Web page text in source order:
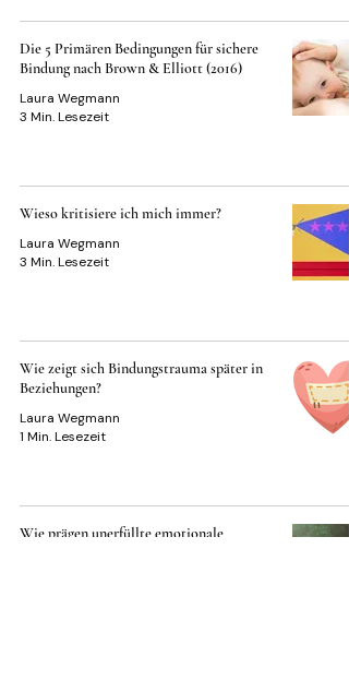
Die 5 Primären Bedingungen für sichere
Bindung nach Brown & Elliott (2016)
Laura Wegmann
3 Min. Lesezeit
Wieso kritisiere ich mich immer?
Laura Wegmann
3 Min. Lesezeit
Wie zeigt sich Bindungstrauma später in
Beziehungen?
Laura Wegmann
1 Min. Lesezeit
Wie prägen unerfüllte emotionale